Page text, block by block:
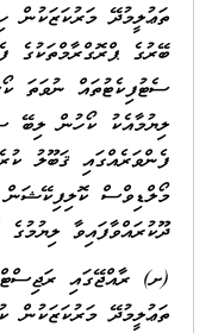
ތަޢުލީމުދޭ މަރުކަޒަކުން
ބޭރުގެ ޕްރޮގްރާމްތަކުގެ
ސެޓުފިކެޓުތައް ނުވަތަ
ލިޔުމާއެކު ކޯހުން ލިބޭ
ފެންވަރެއްގައި ޤަބޫލު
މޯލްޑިވްސް ކޮލިފިކޭޝަން
ދޫކުރައްވާފައިވާ ލިޔުމުގެ
(ށ) ރާއްޖޭގައި
ތަޢުލީމުދޭ މަރުކަޒަކުން